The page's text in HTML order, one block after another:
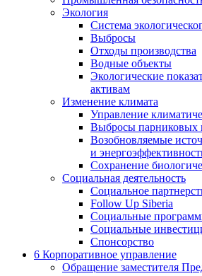
Экология
Система
Выбросы
Отходы производства
Водные объекты
Экологические
активам
Изменение климата
Управление
Выбросы парниковых
Возобновляемые
и
Сохранение
Социальная деятельность
Социальное
Follow Up Siberia
Социальные
Социальные
Спонсорство
6 Корпоративное управление
Обращение заместителя